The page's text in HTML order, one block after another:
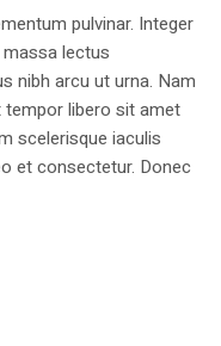
pulvinar. Integer
massa lectus
nibh arcu ut urna. Nam
tempor libero sit amet
scelerisque iaculis
et consectetur. Donec